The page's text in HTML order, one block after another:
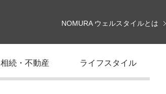
NOMURA ウェルスタイルとは
相続・不動産 ライフスタイル